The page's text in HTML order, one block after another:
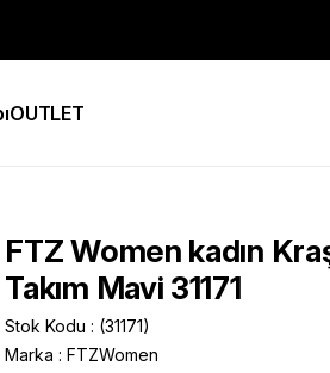
OUTLET
FTZ Women kadın
Takım Mavi 31171
Stok Kodu
(31171)
Marka : FTZWomen